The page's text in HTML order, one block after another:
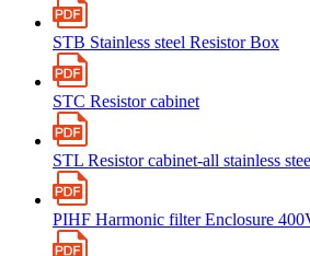
STB Stainless steel Resistor Box
STC Resistor cabinet
STL Resistor cabinet-all stainless
PIHF Harmonic filter Enclosure